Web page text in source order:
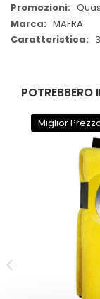
MAFRA
POTREBBERO
Miglior